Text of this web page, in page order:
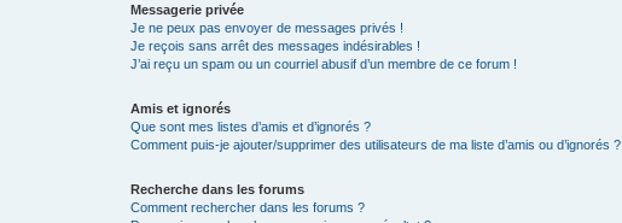
Messagerie privée
Je ne peux pas envoyer de messages privés !
Je reçois sans arrêt des messages indésirables !
J’ai reçu un spam ou un courriel abusif d’un membre de ce forum !
Amis et ignorés
Que sont mes listes d’amis et d’ignorés ?
Comment puis-je ajouter/supprimer des utilisateurs de ma liste d’amis ou d’ignorés ?
Recherche dans les forums
Comment rechercher dans les forums ?